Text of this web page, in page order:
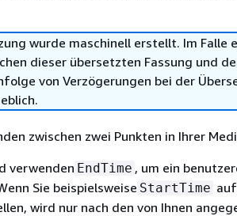
wurde maschinell erstellt. Im Falle
dieser übersetzten Fassung und
von Verzögerungen bei der
zwischen zwei Punkten in Ihrer
verwenden EndTime , um ein
Sie beispielsweise StartTime
wird nur nach den von Ihnen